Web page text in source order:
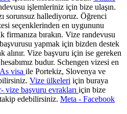
işlemleriniz için bize ulaşın.
sorunsuz hallediyoruz. Öğrenci
seçenklerinden en uygununu
firmanıza bırakın. Vize randevusu
yapmak için bizden destek
alınır. Vize başvuru için ise gereken
hesabımız budur. Schengen vizesi en
As visa ile Portekiz, Slovenya ve
Vize ülkeleri için buraya
vize başvuru evrakları için bize
takip edebilirsiniz. Meta - Facebook